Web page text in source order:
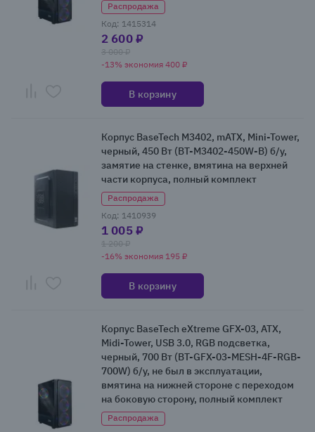
Распродажа
Код: 1415314
2 600 ₽
3 000 ₽
-13% экономия 400 ₽
В корзину
Корпус BaseTech M3402, mATX, Mini-Tower,
черный, 450 Вт (BT-M3402-450W-B) б/у,
замятие на стенке, вмятина на верхней
части корпуса, полный комплект
Распродажа
Код: 1410939
1 005 ₽
1 200 ₽
-16% экономия 195 ₽
В корзину
Корпус BaseTech eXtreme GFX-03, ATX,
Midi-Tower, USB 3.0, RGB подсветка,
черный, 700 Вт (BT-GFX-03-MESH-4F-RGB-
700W) б/у, не был в эксплуатации,
вмятина на нижней стороне с переходом
на боковую сторону, полный комплект
Распродажа